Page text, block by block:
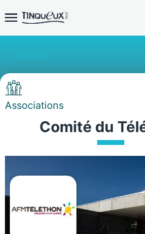
Associations
Comité du